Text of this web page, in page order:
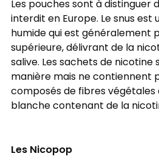
Les pouches sont à distinguer
interdit en Europe. Le snus
humide qui est généralement
supérieure, délivrant de la
salive. Les sachets de nicotine
manière mais ne contiennent
composés de fibres végétales
blanche contenant de la
Les Nicopop